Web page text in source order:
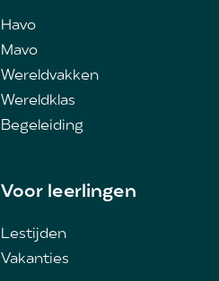
Havo
Mavo
Wereldvakken
Wereldklas
Begeleiding
Voor leerlingen
Lestijden
Vakanties